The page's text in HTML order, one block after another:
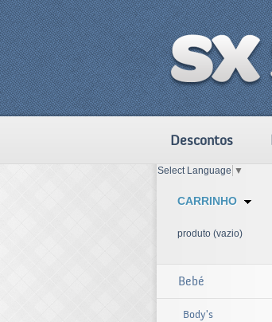
Descontos
Select Language ▼
CARRINHO
produto (vazio)
Bebé
Body's